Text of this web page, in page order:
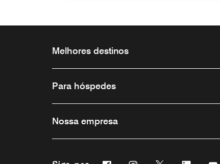
Melhores destinos
Para hóspedes
Nossa empresa